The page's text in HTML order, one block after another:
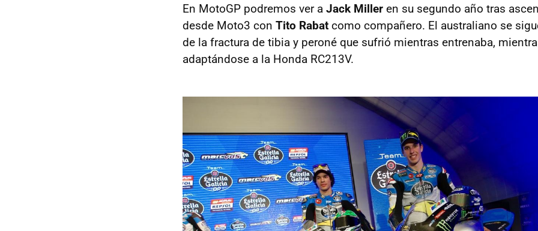
En MotoGP podremos ver a Jack Miller en su segundo año tras
desde Moto3 con Tito Rabat como compañero. El australiano se
de la fractura de tibia y peroné que sufrió mientras entrenaba,
adaptándose a la Honda RC213V.